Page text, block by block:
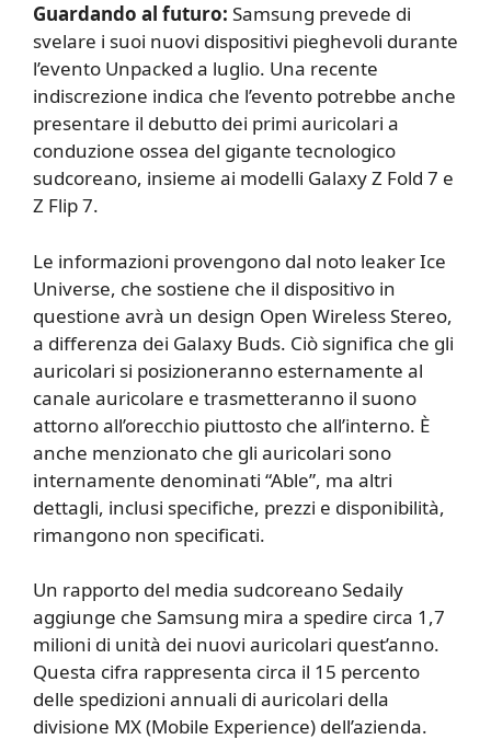
Guardando al futuro: Samsung prevede di
svelare i suoi nuovi dispositivi pieghevoli durante
l’evento Unpacked a luglio. Una recente
indiscrezione indica che l’evento potrebbe anche
presentare il debutto dei primi auricolari a
conduzione ossea del gigante tecnologico
sudcoreano, insieme ai modelli Galaxy Z Fold 7 e
Z Flip 7.
Le informazioni provengono dal noto leaker Ice
Universe, che sostiene che il dispositivo in
questione avrà un design Open Wireless Stereo,
a differenza dei Galaxy Buds. Ciò significa che gli
auricolari si posizioneranno esternamente al
canale auricolare e trasmetteranno il suono
attorno all’orecchio piuttosto che all’interno. È
anche menzionato che gli auricolari sono
internamente denominati “Able”, ma altri
dettagli, inclusi specifiche, prezzi e disponibilità,
rimangono non specificati.
Un rapporto del media sudcoreano Sedaily
aggiunge che Samsung mira a spedire circa 1,7
milioni di unità dei nuovi auricolari quest’anno.
Questa cifra rappresenta circa il 15 percento
delle spedizioni annuali di auricolari della
divisione MX (Mobile Experience) dell’azienda.